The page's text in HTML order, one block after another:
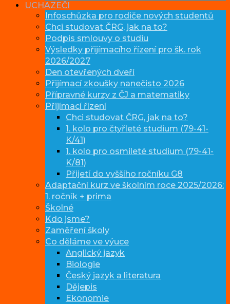
UCHAZEČI
Infoschůzka pro rodiče nových studentů
Chci studovat ČRG, jak na to?
Podpis smlouvy o studiu
Výsledky přijímacího řízení pro šk. rok
2026/2027
Den otevřených dveří
Přijímací zkoušky nanečisto 2026
Přípravné kurzy z ČJ a matematiky
Přijímací řízení
Chci studovat ČRG, jak na to?
1. kolo pro čtyřleté studium (79-41-
K/41)
1. kolo pro osmileté studium (79-41-
K/81)
Přijetí do vyššího ročníku G8
Adaptační kurz ve školním roce 2025/2026:
1. ročník + prima
Školné
Kdo jsme?
Zaměření školy
Co děláme ve výuce
Anglický jazyk
Biologie
Český jazyk a literatura
Dějepis
Ekonomie